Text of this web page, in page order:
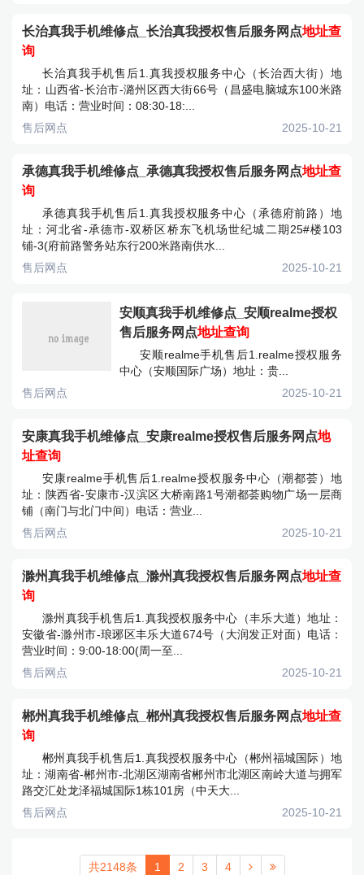
长治真我手机维修点_长治真我授权售后服务网点地址查
询
长治真我手机售后1.真我授权服务中心（长治西大街）地
址：山西省-长治市-潞州区西大街66号（昌盛电脑城东100米路
南）电话：营业时间：08:30-18:...
售后网点
2025-10-21
承德真我手机维修点_承德真我授权售后服务网点地址查
询
承德真我手机售后1.真我授权服务中心（承德府前路）地
址：河北省-承德市-双桥区桥东飞机场世纪城二期25#楼103
铺-3(府前路警务站东行200米路南供水...
售后网点
2025-10-21
安顺真我手机维修点_安顺realme授权
售后服务网点地址查询
安顺realme手机售后1.realme授权服务
中心（安顺国际广场）地址：贵...
售后网点
2025-10-21
安康真我手机维修点_安康realme授权售后服务网点地
址查询
安康realme手机售后1.realme授权服务中心（潮都荟）地
址：陕西省-安康市-汉滨区大桥南路1号潮都荟购物广场一层商
铺（南门与北门中间）电话：营业...
售后网点
2025-10-21
滁州真我手机维修点_滁州真我授权售后服务网点地址查
询
滁州真我手机售后1.真我授权服务中心（丰乐大道）地址：
安徽省-滁州市-琅琊区丰乐大道674号（大润发正对面）电话：
营业时间：9:00-18:00(周一至...
售后网点
2025-10-21
郴州真我手机维修点_郴州真我授权售后服务网点地址查
询
郴州真我手机售后1.真我授权服务中心（郴州福城国际）地
址：湖南省-郴州市-北湖区湖南省郴州市北湖区南岭大道与拥军
路交汇处龙泽福城国际1栋101房（中天大...
售后网点
2025-10-21
共2148条 1 2 3 4